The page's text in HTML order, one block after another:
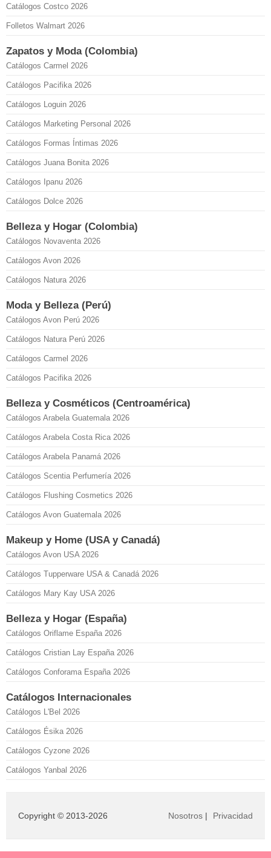
Catálogos Costco 2026
Folletos Walmart 2026
Zapatos y Moda (Colombia)
Catálogos Carmel 2026
Catálogos Pacifika 2026
Catálogos Loguin 2026
Catálogos Marketing Personal 2026
Catálogos Formas Íntimas 2026
Catálogos Juana Bonita 2026
Catálogos Ipanu 2026
Catálogos Dolce 2026
Belleza y Hogar (Colombia)
Catálogos Novaventa 2026
Catálogos Avon 2026
Catálogos Natura 2026
Moda y Belleza (Perú)
Catálogos Avon Perú 2026
Catálogos Natura Perú 2026
Catálogos Carmel 2026
Catálogos Pacifika 2026
Belleza y Cosméticos (Centroamérica)
Catálogos Arabela Guatemala 2026
Catálogos Arabela Costa Rica 2026
Catálogos Arabela Panamá 2026
Catálogos Scentia Perfumería 2026
Catálogos Flushing Cosmetics 2026
Catálogos Avon Guatemala 2026
Makeup y Home (USA y Canadá)
Catálogos Avon USA 2026
Catálogos Tupperware USA & Canadá 2026
Catálogos Mary Kay USA 2026
Belleza y Hogar (España)
Catálogos Oriflame España 2026
Catálogos Cristian Lay España 2026
Catálogos Conforama España 2026
Catálogos Internacionales
Catálogos L'Bel 2026
Catálogos Ésika 2026
Catálogos Cyzone 2026
Catálogos Yanbal 2026
Copyright © 2013-2026 Nosotros | Privacidad